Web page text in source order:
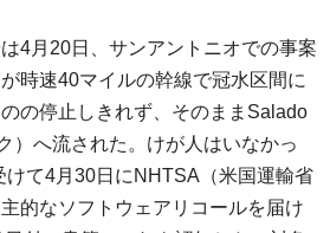
4月20日、サンアントニオでの事案
時速40マイルの幹線で冠水区間に
の停止しきれず、そのままSalado
）へ流された。けが人はいなかっ
けて4月30日にNHTSA（米国運輸省
的なソフトウェアリコールを届け